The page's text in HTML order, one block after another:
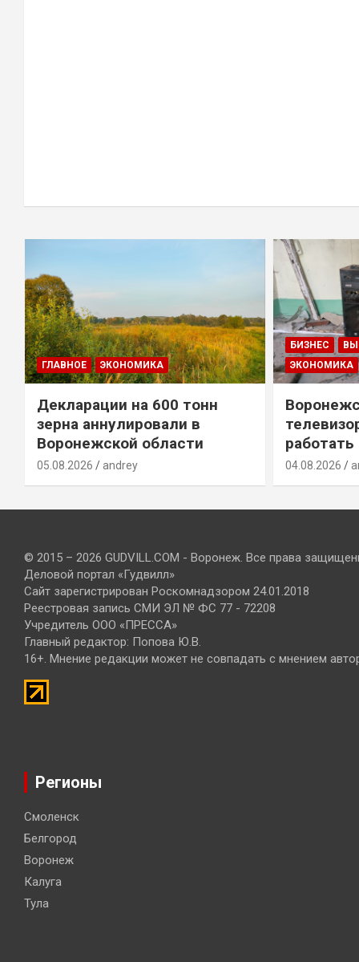
ГЛАВНОЕ ЭКОНОМИКА
Декларации на 600 тонн
зерна аннулировали в
Воронежской области
05.08.2026 andrey
БИЗНЕС
ЭКОНОМИКА
работать
04.08.2026
© 2015 – 2026 GUDVILL.COM - Воронеж. Все права
Деловой портал «Гудвилл»
Сайт зарегистрирован Роскомнадзором 24.01.2018
Реестровая запись СМИ ЭЛ № ФС 77 - 72208
Учредитель ООО «ПРЕССА»
Главный редактор: Попова Ю.В.
16+. Мнение редакции может не совпадать с мнением
Регионы
Смоленск
Белгород
Воронеж
Калуга
Тула